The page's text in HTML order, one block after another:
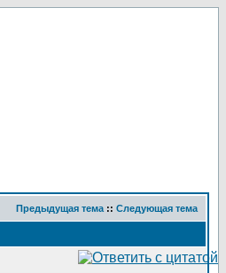
Предыдущая тема :: Следующая тема